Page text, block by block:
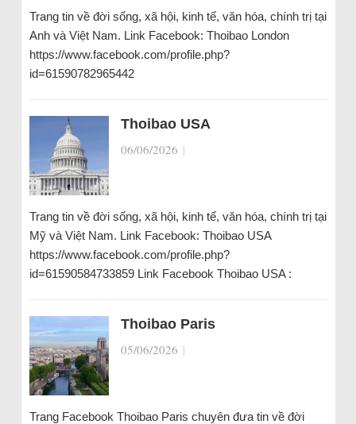
Trang tin về đời sống, xã hội, kinh tế, văn hóa, chính trị tại
Anh và Việt Nam. Link Facebook: Thoibao London
https://www.facebook.com/profile.php?
id=61590782965442
Thoibao USA
06/06/2026 |
Trang tin về đời sống, xã hội, kinh tế, văn hóa, chính trị tại
Mỹ và Việt Nam. Link Facebook: Thoibao USA
https://www.facebook.com/profile.php?
id=61590584733859 Link Facebook Thoibao USA :
Thoibao Paris
05/06/2026 |
Trang Facebook Thoibao Paris chuyên đưa tin về đời